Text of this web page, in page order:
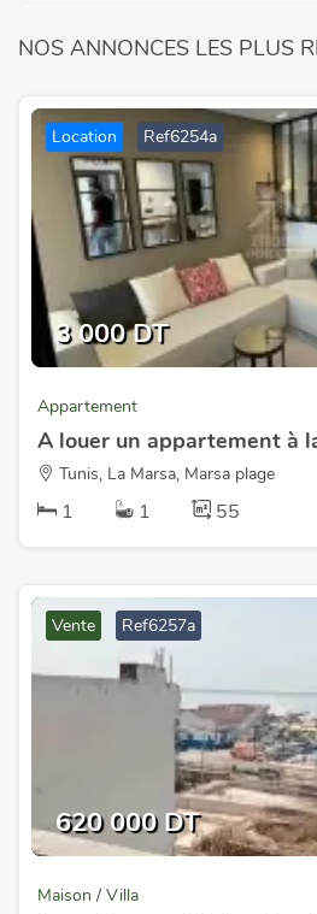
NOS ANNONCES LES PLUS
Location Ref6254a
3 000 DT
Appartement
A louer un appartement à
Tunis, La Marsa, Marsa plage
1 1 55
Vente Ref6257a
620 000 DT
Maison / Villa